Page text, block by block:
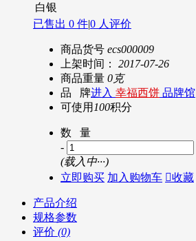
白银
已售出 0 件|0 人评价
商品货号 ecs000009
上架时间：
2017-07-26
商品重量 0克
品 牌进入 幸福西饼 品牌馆
可使用 100积分
数 量
-
(载入中···)
立即购买 加入购物车 收藏
产品介绍
规格参数
评价 (0)